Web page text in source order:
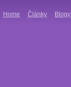
Home Články Blogy